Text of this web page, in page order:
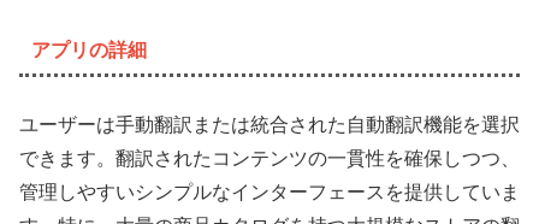
アプリの詳細
ユーザーは手動翻訳または統合された自動翻訳機能を選択
できます。翻訳されたコンテンツの一貫性を確保しつつ、
管理しやすいシンプルなインターフェースを提供していま